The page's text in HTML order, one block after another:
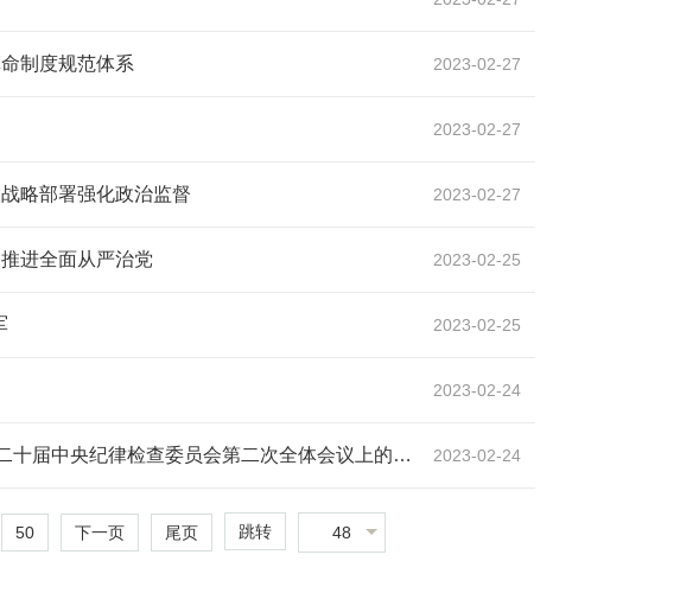
部署③ 推动完善党的自我革命制度规范体系 2023-02-27
2023-02-27
会工作部署② 围绕落实党的二十大战略部署强化政治监督 2023-02-27
作部署① 在新征程上坚定不移推进全面从严治党 2023-02-25
2023-02-25
2023-02-24
2023-02-24
50 下一页 尾页 跳转 48